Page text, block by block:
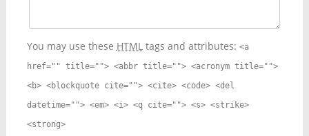
You may use these HTMLtags and attributes: <a
href="" title=""> <abbr title=""> <acronym title="">
<b> <blockquote cite=""> <cite> <code> <del
datetime=""> <em> <i> <q cite=""> <s> <strike>
<strong>